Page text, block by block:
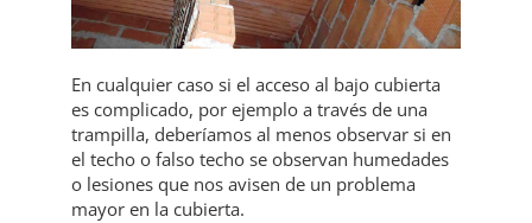
En cualquier caso si el acceso al bajo cubierta
es complicado, por ejemplo a través de una
trampilla, deberíamos al menos observar si en
el techo o falso techo se observan humedades
o lesiones que nos avisen de un problema
mayor en la cubierta.